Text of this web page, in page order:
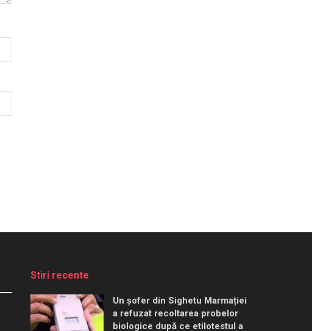
Stiri recente
Un șofer din Sighetu Marmației
a refuzat recoltarea probelor
biologice după ce etilotestul a